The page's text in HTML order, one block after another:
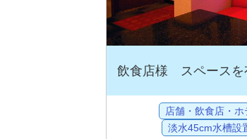
飲食店様 スペースを
店舗・飲食店・ホ
淡水45cm水槽設